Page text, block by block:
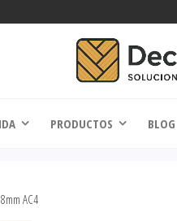
PRODUCTOS BLOG
AC4